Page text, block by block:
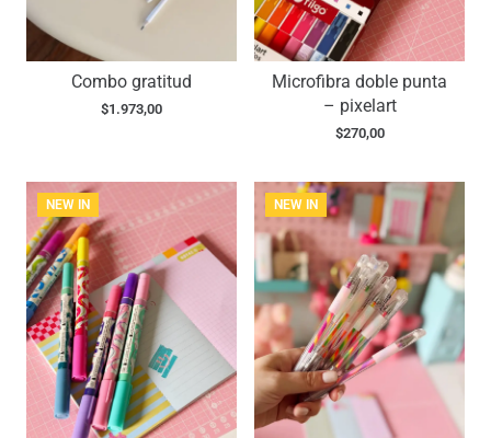
Combo gratitud
$1.973,00
Microfibra doble punta
– pixelart
$270,00
NEW IN NEW IN